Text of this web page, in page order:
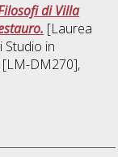
di Villa
[Laurea
Studio in
[LM-DM270],